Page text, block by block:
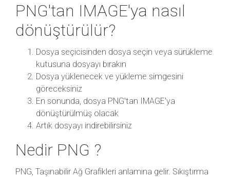
PNG'tan IMAGE'ya nasıl
dönüştürülür?
Dosya seçicisinden dosya seçin veya sürükleme
kutusuna dosyayı bırakın
Dosya yüklenecek ve yükleme simgesini
göreceksiniz
En sonunda, dosya PNG'tan IMAGE'ya
dönüştürülmüş olacak
Artık dosyayı indirebilirsiniz
Nedir PNG ?
PNG, Taşınabilir Ağ Grafikleri anlamına gelir. Sıkıştırma